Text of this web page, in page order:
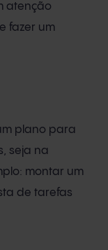
atenção
fazer um
plano para
seja na
montar um
de tarefas